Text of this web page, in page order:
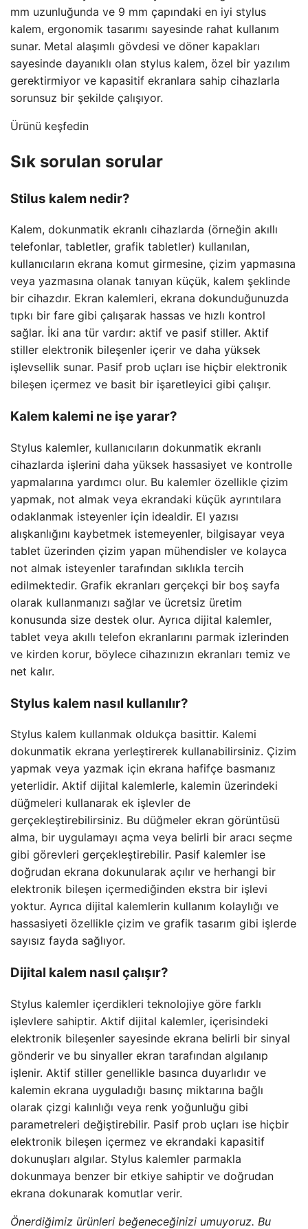
mm uzunluğunda ve 9 mm çapındaki en iyi stylus
kalem, ergonomik tasarımı sayesinde rahat kullanım
sunar. Metal alaşımlı gövdesi ve döner kapakları
sayesinde dayanıklı olan stylus kalem, özel bir yazılım
gerektirmiyor ve kapasitif ekranlara sahip cihazlarla
sorunsuz bir şekilde çalışıyor.
Ürünü keşfedin
Sık sorulan sorular
Stilus kalem nedir?
Kalem, dokunmatik ekranlı cihazlarda (örneğin akıllı
telefonlar, tabletler, grafik tabletler) kullanılan,
kullanıcıların ekrana komut girmesine, çizim yapmasına
veya yazmasına olanak tanıyan küçük, kalem şeklinde
bir cihazdır. Ekran kalemleri, ekrana dokunduğunuzda
tıpkı bir fare gibi çalışarak hassas ve hızlı kontrol
sağlar. İki ana tür vardır: aktif ve pasif stiller. Aktif
stiller elektronik bileşenler içerir ve daha yüksek
işlevsellik sunar. Pasif prob uçları ise hiçbir elektronik
bileşen içermez ve basit bir işaretleyici gibi çalışır.
Kalem kalemi ne işe yarar?
Stylus kalemler, kullanıcıların dokunmatik ekranlı
cihazlarda işlerini daha yüksek hassasiyet ve kontrolle
yapmalarına yardımcı olur. Bu kalemler özellikle çizim
yapmak, not almak veya ekrandaki küçük ayrıntılara
odaklanmak isteyenler için idealdir. El yazısı
alışkanlığını kaybetmek istemeyenler, bilgisayar veya
tablet üzerinden çizim yapan mühendisler ve kolayca
not almak isteyenler tarafından sıklıkla tercih
edilmektedir. Grafik ekranları gerçekçi bir boş sayfa
olarak kullanmanızı sağlar ve ücretsiz üretim
konusunda size destek olur. Ayrıca dijital kalemler,
tablet veya akıllı telefon ekranlarını parmak izlerinden
ve kirden korur, böylece cihazınızın ekranları temiz ve
net kalır.
Stylus kalem nasıl kullanılır?
Stylus kalem kullanmak oldukça basittir. Kalemi
dokunmatik ekrana yerleştirerek kullanabilirsiniz. Çizim
yapmak veya yazmak için ekrana hafifçe basmanız
yeterlidir. Aktif dijital kalemlerle, kalemin üzerindeki
düğmeleri kullanarak ek işlevler de
gerçekleştirebilirsiniz. Bu düğmeler ekran görüntüsü
alma, bir uygulamayı açma veya belirli bir aracı seçme
gibi görevleri gerçekleştirebilir. Pasif kalemler ise
doğrudan ekrana dokunularak açılır ve herhangi bir
elektronik bileşen içermediğinden ekstra bir işlevi
yoktur. Ayrıca dijital kalemlerin kullanım kolaylığı ve
hassasiyeti özellikle çizim ve grafik tasarım gibi işlerde
sayısız fayda sağlıyor.
Dijital kalem nasıl çalışır?
Stylus kalemler içerdikleri teknolojiye göre farklı
işlevlere sahiptir. Aktif dijital kalemler, içerisindeki
elektronik bileşenler sayesinde ekrana belirli bir sinyal
gönderir ve bu sinyaller ekran tarafından algılanıp
işlenir. Aktif stiller genellikle basınca duyarlıdır ve
kalemin ekrana uyguladığı basınç miktarına bağlı
olarak çizgi kalınlığı veya renk yoğunluğu gibi
parametreleri değiştirebilir. Pasif prob uçları ise hiçbir
elektronik bileşen içermez ve ekrandaki kapasitif
dokunuşları algılar. Stylus kalemler parmakla
dokunmaya benzer bir etkiye sahiptir ve doğrudan
ekrana dokunarak komutlar verir.
Önerdiğimiz ürünleri beğeneceğinizi umuyoruz. Bu